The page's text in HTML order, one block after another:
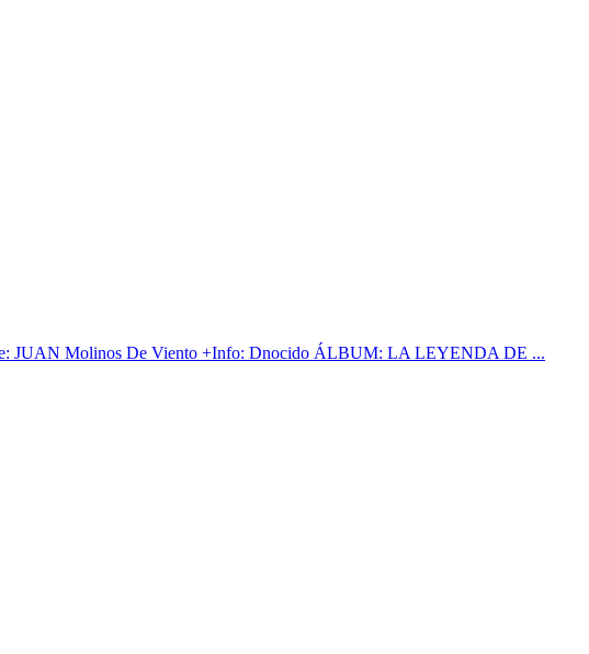
JUAN Molinos De Viento +Info: Dnocido ÁLBUM: LA LEYENDA DE ...